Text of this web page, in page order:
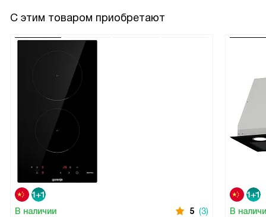
С этим товаром приобретают
В наличии 5 (3) В